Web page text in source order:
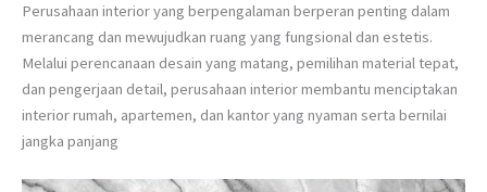
Perusahaan interior yang berpengalaman berperan penting dalam
merancang dan mewujudkan ruang yang fungsional dan estetis.
Melalui perencanaan desain yang matang, pemilihan material tepat,
dan pengerjaan detail, perusahaan interior membantu menciptakan
interior rumah, apartemen, dan kantor yang nyaman serta bernilai
jangka panjang